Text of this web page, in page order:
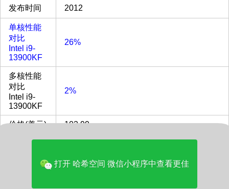
发布时间 2012
单核性能
对比
Intel i9-
13900KF
26%
多核性能
对比
Intel i9-
13900KF
2%
价格(美元) 102.99
多核评分 1259
打开 哈希空间 微信小程序中查看更佳